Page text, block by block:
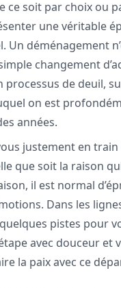
ce soit par choix ou
une véritable
Un déménagement
changement
processus de deuil,
on est
années.
justement en
que soit la raison
il est normal
Dans les
pistes pour
avec douceur et
la paix avec ce